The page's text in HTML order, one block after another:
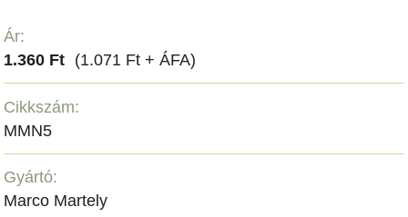
Ár:
1.360 Ft (1.071 Ft + ÁFA)
Cikkszám:
MMN5
Gyártó:
Marco Martely